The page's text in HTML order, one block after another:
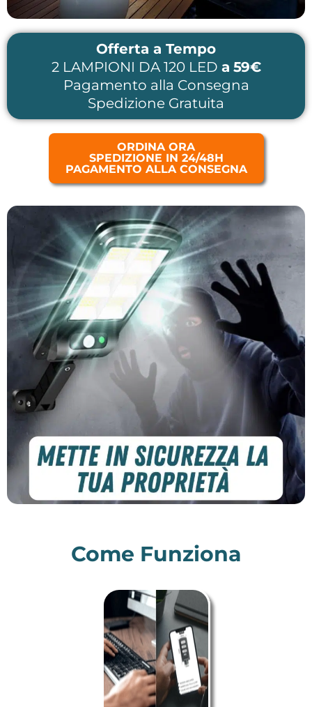
Offerta a Tempo
2 LAMPIONI DA 120 LED a 59€
Pagamento alla Consegna
Spedizione Gratuita
ORDINA ORA
SPEDIZIONE IN 24/48H
PAGAMENTO ALLA CONSEGNA
Come Funziona